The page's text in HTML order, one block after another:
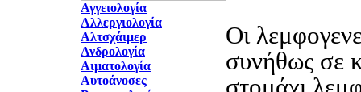
Αγγειολογία
Αλλεργιολογία
Αλτσχάιμερ
Ανδρολογία
Αιματολογία
Αυτοάνοσες
Οι
συνήθως σε